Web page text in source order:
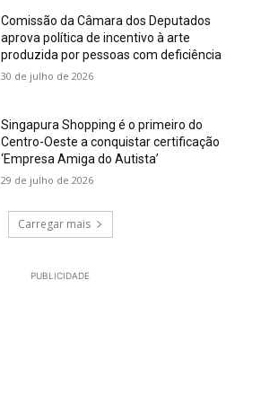
Comissão da Câmara dos Deputados
aprova política de incentivo à arte
produzida por pessoas com deficiência
30 de julho de 2026
Singapura Shopping é o primeiro do
Centro-Oeste a conquistar certificação
‘Empresa Amiga do Autista’
29 de julho de 2026
Carregar mais
PUBLICIDADE